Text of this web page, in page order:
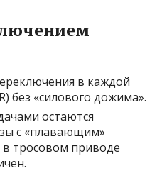
в каждой
без «силового дожима».
остаются
с «плавающим»
тросовом приводе